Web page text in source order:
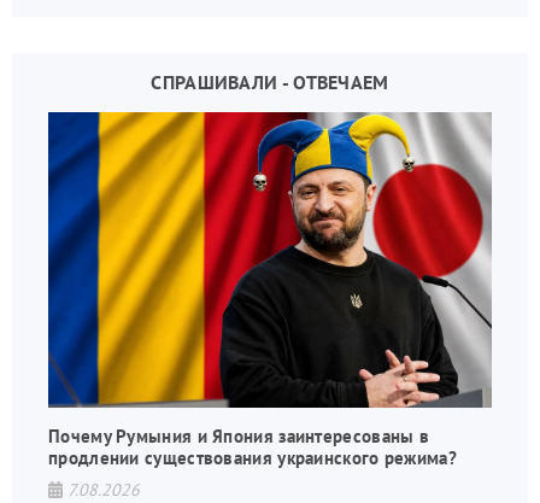
СПРАШИВАЛИ - ОТВЕЧАЕМ
Почему Румыния и Япония заинтересованы в
продлении существования украинского режима?
7.08.2026